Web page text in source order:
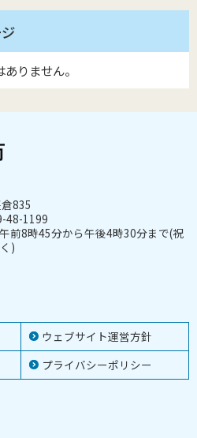
りません。
ウェブサイト運営方針
プライバシーポリシー
835
48-1199
前8時45分から午後4時30分まで(祝
)